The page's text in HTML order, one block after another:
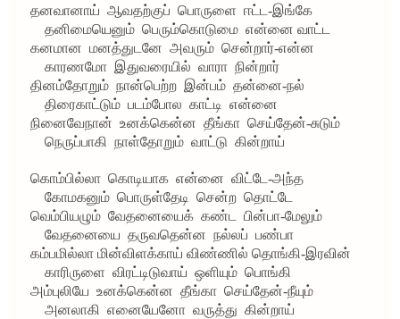
தனவானாய் ஆவதற்குப் பொருளை ஈட்ட-இங்கே
தனிமையெனும் பெரும்கொடுமை என்னை வாட்ட
கனமான மனத்துடனே அவரும் சென்றார்-என்ன
காரணமோ இதுவரையில் வாரா நின்றார்
தினம்தோறும் நான்பெற்ற இன்பம் தன்னை-நல்
திரைகாட்டும் படம்போல காட்டி என்னை
நினைவேநான் உனக்கென்ன தீங்கா செய்தேன்-சுடும்
நெருப்பாகி நாள்தோறும் வாட்டு கின்றாய்
கொம்பில்லா கொடியாக என்னை விட்டே-அந்த
கோமகனும் பொருள்தேடி சென்ற தொட்டே
வெம்பியழும் வேதனையைக் கண்ட பின்பா-மேலும்
வேதனையை தருவதென்ன நல்லப் பண்பா
கம்பமில்லா மின்விளக்காய் விண்ணில் தொங்கி-இரவின்
காரிருளை விரட்டிடுவாய் ஒளியும் பொங்கி
அம்புலியே உனக்கென்ன தீங்கா செய்தேன்-நீயும்
அனலாகி எனையேனோ வருத்து கின்றாய்